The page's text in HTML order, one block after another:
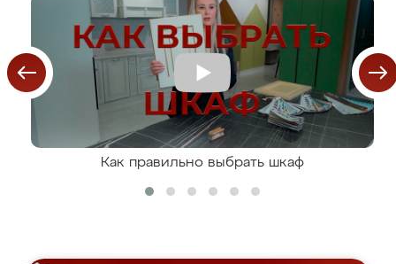
Как правильно выбрать шкаф